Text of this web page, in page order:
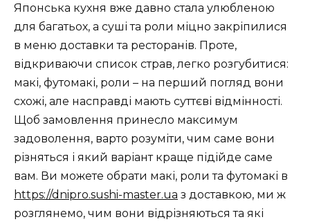
Японська кухня вже давно стала улюбленою
для багатьох, а суші та роли міцно закріпилися
в меню доставки та ресторанів. Проте,
відкриваючи список страв, легко розгубитися:
макі, футомакі, роли – на перший погляд вони
схожі, але насправді мають суттєві відмінності.
Щоб замовлення принесло максимум
задоволення, варто розуміти, чим саме вони
різняться і який варіант краще підійде саме
вам. Ви можете обрати макі, роли та футомакі в
https://dnipro.sushi-master.ua з доставкою, ми ж
розглянемо, чим вони відрізняються та які